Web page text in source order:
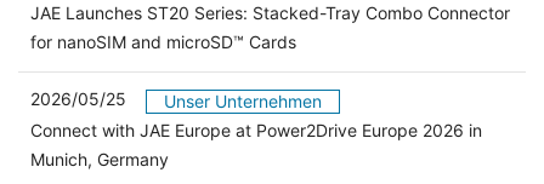
JAE Launches ST20 Series: Stacked-Tray Combo Connector
for nanoSIM and microSD™ Cards
2026/05/25
Unser Unternehmen
Connect with JAE Europe at Power2Drive Europe 2026 in
Munich, Germany